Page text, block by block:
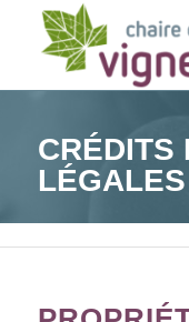
CRÉDITS
LÉGALES